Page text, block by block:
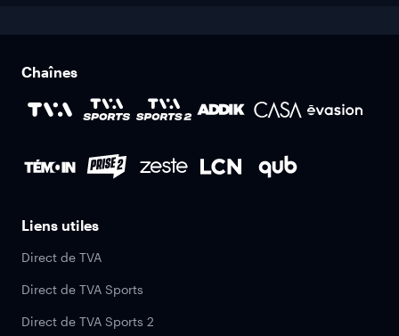
Chaînes
Liens utiles
Direct de TVA
Direct de TVA Sports
Direct de TVA Sports 2